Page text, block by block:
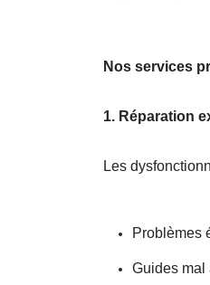
Nos services
1. Réparation
Les
Problèmes
Guides mal